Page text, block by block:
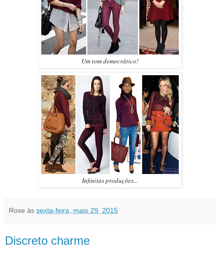
Um tom democrático!
Infinitas produções...
Rose às sexta-feira, maio 29, 2015
Discreto charme